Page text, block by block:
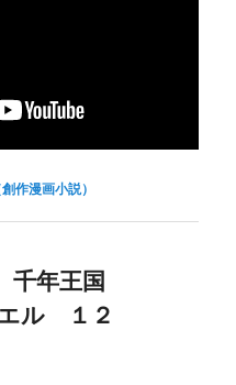
作漫画小説）
年王国
ル １２